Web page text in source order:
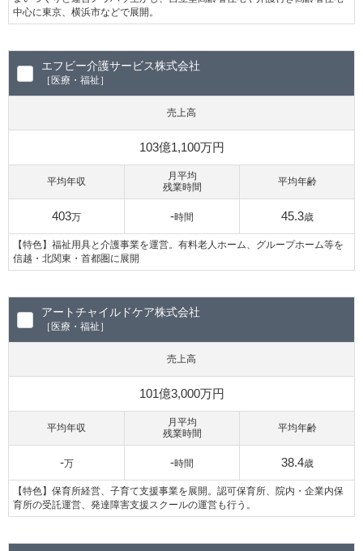
中心に東京、横浜市などで展開。
エフビー介護サービス株式会社
［医療・福祉］
売上高
103億1,100万円
平均年収
403万
月平均
残業時間
-時間
平均年齢
45.3歳
【特色】福祉用具と介護事業を運営。有料老人ホーム、グループホーム等を
信越・北関東・首都圏に展開
アートチャイルドケア株式会社
［医療・福祉］
売上高
101億3,000万円
平均年収
-万
月平均
残業時間
-時間
平均年齢
38.4歳
【特色】保育所経営、子育て支援事業を展開。認可保育所、院内・企業内保
育所の受託運営、発達障害支援スクールの運営も行う。